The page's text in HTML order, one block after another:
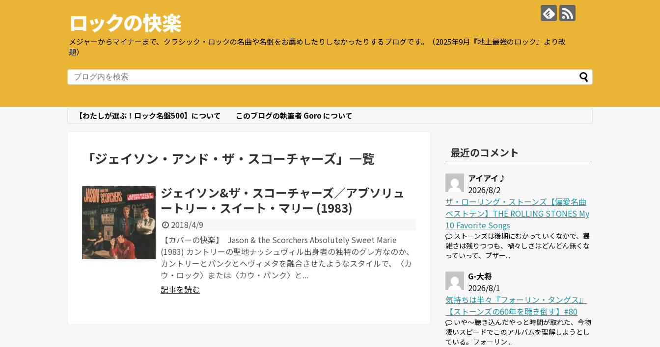
ロックの快楽
メジャーからマイナーまで、クラシック・ロックの名曲や名盤をお薦めしたりしなかったりするブログです。（2025年9月『地上最強のロック』より改
題）
【わたしが選ぶ！ロック名盤500】について このブログの執筆者 Goro について
「ジェイソン・アンド・ザ・スコーチャーズ」 一覧
ジェイソン&ザ・スコーチャーズ／アブソリュ
ートリー・スイート・マリー (1983)
2018/4/9
【カバーの快楽】 Jason & the Scorchers Absolutely Sweet Marie
(1983) カントリーの聖地ナッシュヴィル出身者の独特のグレ方なのか、
カントリーとパンクとヘヴィメタを融合させたようなスタイルで、〈カ
ウ・ロック〉または〈カウ・パンク〉と...
記事を読む
最近のコメント
アイアイ♪
2026/8/2
ザ・ローリング・ストーンズ【偏愛名曲
ベストテン】THE ROLLING STONES My
10 Favorite Songs
ストーンズは後期にむかっていくなかで、猥
雑さは残りつつも、禍々しさはどんどん無くな
っていって、プザー...
G-大将
2026/8/1
気持ちは半々『フォーリン・タングス』
【ストーンズの60年を聴き倒す】#80
いや～聴き込んだやっと時間が取れた、今物
凄いスピードでこのアルバムを理解しようとし
ている。フォーリン...